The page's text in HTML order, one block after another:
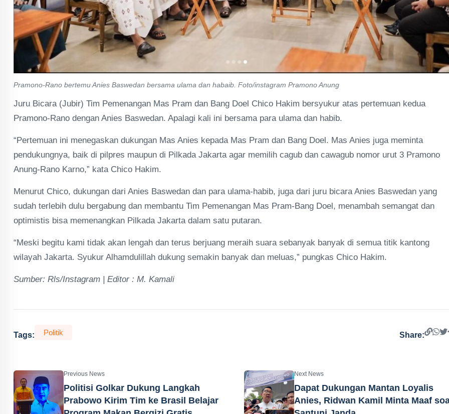
Pramono-Rano bertemu Anies Baswedan bersama ulama dan habaib. Foto/instagram Pramono Anung
Juru Bicara (Jubir) Tim Pemenangan Mas Pram dan Bang Doel Chico Hakim bersyukur atas pertemuan kedua
Pramono-Rano dengan Anies Baswedan. Apalagi kali ini bersama para ulama dan habib.
“Pertemuan ini menegaskan dukungan Mas Anies kepada Mas Pram dan Bang Doel. Mas Anies juga meminta
pendukungnya, baik di pilpres maupun di Pilkada Jakarta agar memilih cagub dan cawagub nomor urut 3 Pramono
Anung-Rano Karno,” kata Chico Hakim.
Menurut Chico, dukungan dari Anies Baswedan dan para ulama-habib, juga dari juru bicara Anies Baswedan yang
sudah terlebih dulu bergabung dan membantu Tim Pemenangan Mas Pram-Bang Doel, menambah semangat dan
optimistis bisa memenangkan Pilkada Jakarta dalam satu putaran.
“Meski begitu kami tidak akan lengah dan terus berjuang meraih suara sebanyak banyak di semua titik kantong
wilayah Jakarta. Syukur Alhamdulillah dukung semakin banyak dan meluas,” pungkas Chico Hakim.
Sumber: Rls/Instagram | Editor : M. Kamali
Tags: Politik Share:
Previous News
Politisi Golkar Dukung Langkah
Prabowo Kirim Tim ke Brasil Belajar
Next News
Dapat Dukungan Mantan Loyalis
Anies, Ridwan Kamil Minta Maaf